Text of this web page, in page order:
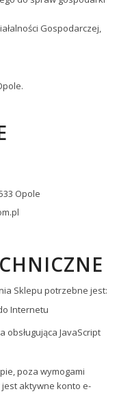
Gospodarczej,
Opole
Sklepu potrzebne jest:
Internetu
JavaScript
poza wymogami
aktywne konto e-